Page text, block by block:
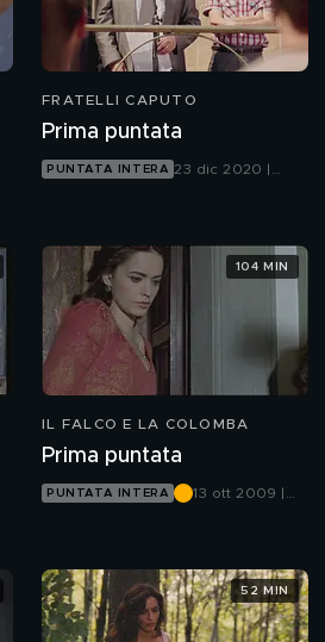
FRATELLI CAPUTO
Prima puntata
PUNTATA INTERA 23 dic 2020 |
IL FALCO E LA COLOMBA
Prima puntata
PUNTATA INTERA
13 ott 2009 |
104 MIN
52 MIN